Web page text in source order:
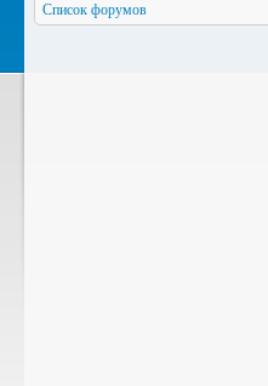
Список форумов